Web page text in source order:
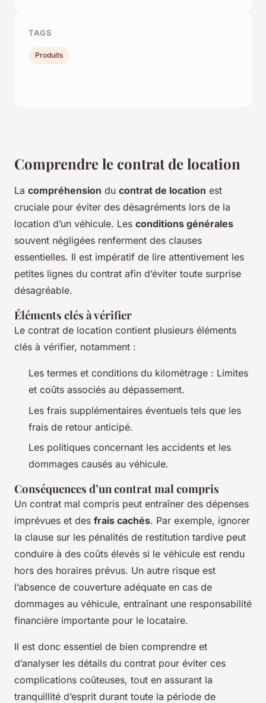
Comprendre le contrat de location
La compréhension du contrat de location est
cruciale pour éviter des désagréments lors de la
location d’un véhicule. Les conditions générales
souvent négligées renferment des clauses
essentielles. Il est impératif de lire attentivement les
petites lignes du contrat afin d’éviter toute surprise
désagréable.
Éléments clés à vérifier
Le contrat de location contient plusieurs éléments
clés à vérifier, notamment :
Les termes et conditions du kilométrage : Limites
et coûts associés au dépassement.
Les frais supplémentaires éventuels tels que les
frais de retour anticipé.
Les politiques concernant les accidents et les
dommages causés au véhicule.
Conséquences d’un contrat mal compris
Un contrat mal compris peut entraîner des dépenses
imprévues et des frais cachés. Par exemple, ignorer
la clause sur les pénalités de restitution tardive peut
conduire à des coûts élevés si le véhicule est rendu
hors des horaires prévus. Un autre risque est
l’absence de couverture adéquate en cas de
dommages au véhicule, entraînant une responsabilité
financière importante pour le locataire.
Il est donc essentiel de bien comprendre et
d’analyser les détails du contrat pour éviter ces
complications coûteuses, tout en assurant la
tranquillité d’esprit durant toute la période de
TAGS
Produits